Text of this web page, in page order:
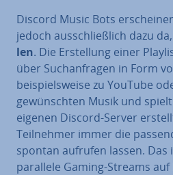
Discord Music Bots
jedoch aus­schließ­lich dazu da,
len. Die Er­stel­lung einer
über Such­an­fra­gen in Form
bei­spiels­wei­se zu YouTube
ge­wünsch­ten Musik und
eigenen Discord-Server
Teil­neh­mer immer die
spontan aufrufen lassen.
parallele Gaming-Streams auf